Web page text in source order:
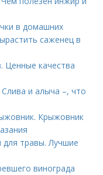
в домашних
саженец в
Ценные качества
и алыча –, что
Крыжовник
для травы. Лучшие
винограда